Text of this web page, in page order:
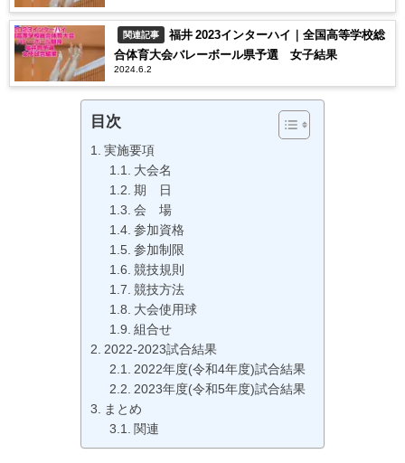
関連記事
福井 2023インターハイ｜全国高等学校総
合体育大会バレーボール県予選 女子結果
2024.6.2
目次
実施要項
大会名
期 日
会 場
参加資格
参加制限
競技規則
競技方法
大会使用球
組合せ
2022-2023試合結果
2022年度(令和4年度)試合結果
2023年度(令和5年度)試合結果
まとめ
関連